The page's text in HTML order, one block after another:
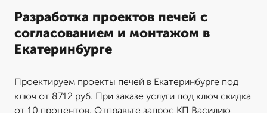
Разработка проектов печей с
согласованием и монтажом в
Екатеринбурге
Проектируем проекты печей в Екатеринбурге под
ключ от 8712 руб. При заказе услуги под ключ скидка
от 10 процентов. Отправьте запрос КП Василию